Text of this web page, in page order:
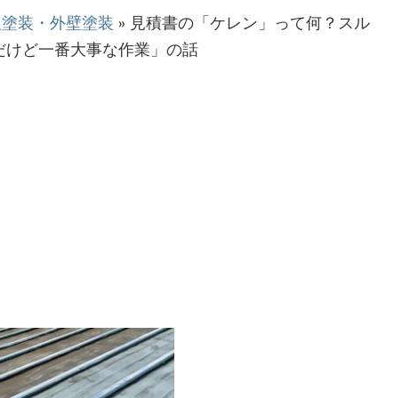
装・外壁塗装 » 見積書の「ケレン」って何？スル
ど一番大事な作業」の話